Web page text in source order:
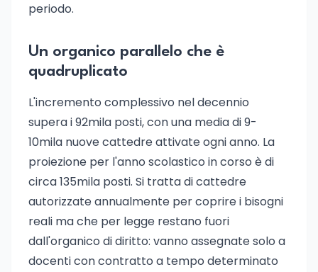
periodo.
Un organico parallelo che è
quadruplicato
L'incremento complessivo nel decennio
supera i 92mila posti, con una media di 9-
10mila nuove cattedre attivate ogni anno. La
proiezione per l'anno scolastico in corso è di
circa 135mila posti. Si tratta di cattedre
autorizzate annualmente per coprire i bisogni
reali ma che per legge restano fuori
dall'organico di diritto: vanno assegnate solo a
docenti con contratto a tempo determinato